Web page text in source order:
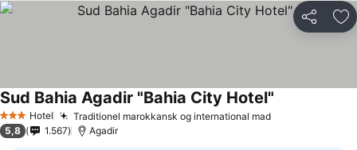
Del
3 StjernerHotel Traditionel marokkansk og international mad
Sud Bahia Agadir "Bahia City Hotel"
5,8 1.567 Agadir